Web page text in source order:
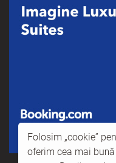
Folosim „cookie”
oferim cea mai